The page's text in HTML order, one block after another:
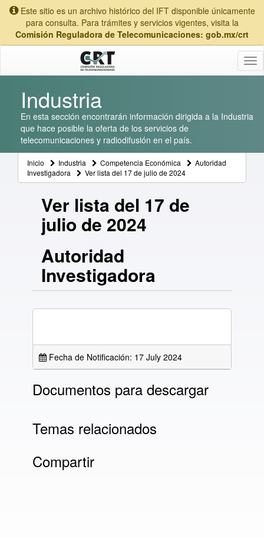
Este sitio es un archivo histórico del IFT disponible únicamente
para consulta. Para trámites y servicios vigentes, visita la
Comisión Reguladora de Telecomunicaciones: gob.mx/crt
Industria
En esta sección encontrarán información dirigida a la Industria
que hace posible la oferta de los servicios de
telecomunicaciones y radiodifusión en el país.
Inicio Industria Competencia Económica
Autoridad
Investigadora
Ver lista del 17 de julio de 2024
Ver lista del 17 de
julio de 2024
Autoridad
Investigadora
Fecha de Notificación: 17 July 2024
Documentos para descargar
Temas relacionados
Compartir